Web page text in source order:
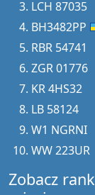
LCH 87035
BH3482PP
RBR 54741
ZGR 01776
KR 4HS32
LB 58124
W1 NGRNI
WW 223UR
Zobacz